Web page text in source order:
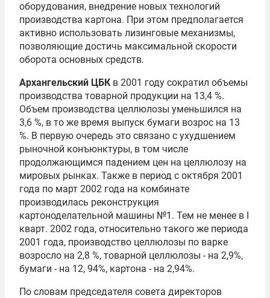
оборудования, внедрение новых технологий
производства картона. При этом предполагается
активно использовать лизинговые механизмы,
позволяющие достичь максимальной скорости
оборота основных средств.
Архангельский ЦБКв 2001 году сократил объемы
производства товарной продукции на 13,4 %.
Объем производства целлюлозы уменьшился на
3,6 %, в то же время выпуск бумаги возрос на 13
%. В первую очередь это связано с ухудшением
рыночной конъюнктуры, в том числе
продолжающимся падением цен на целлюлозу на
мировых рынках. Также в период с октября 2001
года по март 2002 года на комбинате
производилась реконструкция
картоноделательной машины №1. Тем не менее в I
кварт. 2002 года, относительно такого же периода
2001 года, производство целлюлозы по варке
возросло на 2,8 %, товарной целлюлозы - на 2,9%,
бумаги - на 12, 94%, картона - на 2,94%.
По словам председателя совета директоров